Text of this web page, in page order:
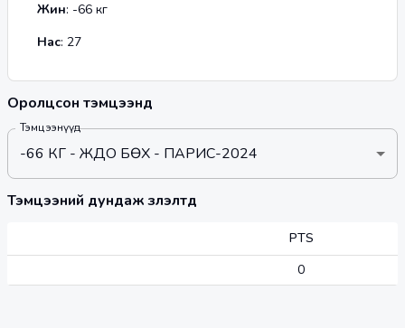
Жин: -66 кг
Нас: 27
Оролцсон тэмцээнүүд
Тэмцээнүүд
-66 КГ - ЖҮДО БӨХ - ПАРИС-2024
Тэмцээний дундаж үзүүлэлтүүд
PTS
0